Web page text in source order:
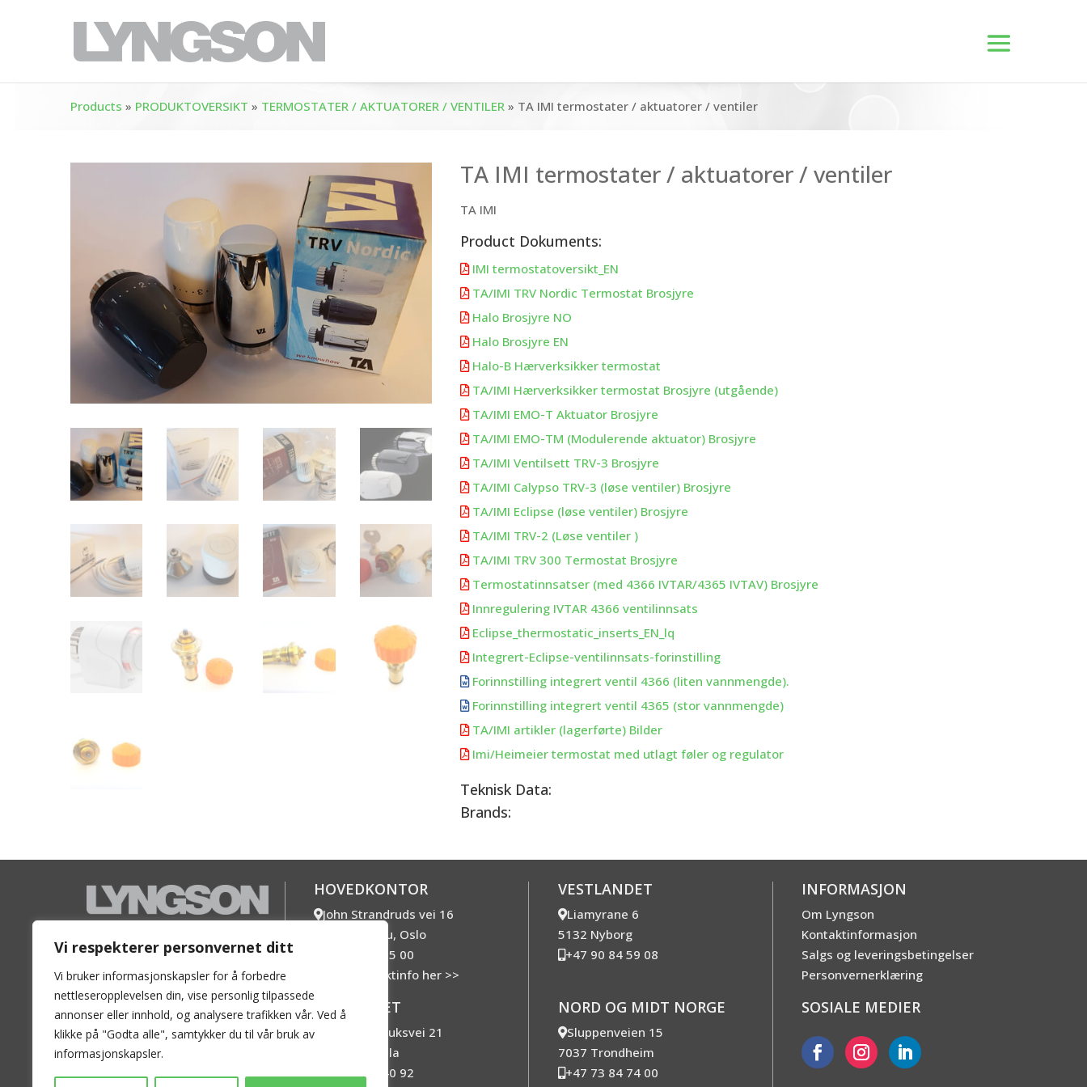
Vi respekterer personvernet ditt
Vi bruker informasjonskapsler for å forbedre
nettleseropplevelsen din, vise personlig tilpassede
annonser eller innhold, og analysere trafikken vår. Ved å
klikke på "Godta alle", samtykker du til vår bruk av
informasjonskapsler.
Products » PRODUKTOVERSIKT » TERMOSTATER / AKTUATORER / VENTILER » TA IMI termostater / aktuatorer / ventiler
TA IMI termostater / aktuatorer / ventiler
TA IMI
Product Dokuments:
 IMI termostatoversikt_EN
 TA/IMI TRV Nordic Termostat Brosjyre
 Halo Brosjyre NO
 Halo Brosjyre EN
 Halo-B Hærverksikker termostat
 TA/IMI Hærverksikker termostat Brosjyre (utgående)
 TA/IMI EMO-T Aktuator Brosjyre
 TA/IMI EMO-TM (Modulerende aktuator) Brosjyre
 TA/IMI Ventilsett TRV-3 Brosjyre
 TA/IMI Calypso TRV-3 (løse ventiler) Brosjyre
 TA/IMI Eclipse (løse ventiler) Brosjyre
 TA/IMI TRV-2 (Løse ventiler )
 TA/IMI TRV 300 Termostat Brosjyre
 Termostatinnsatser (med 4366 IVTAR/4365 IVTAV) Brosjyre
 Innregulering IVTAR 4366 ventilinnsats
 Eclipse_thermostatic_inserts_EN_lq
 Integrert-Eclipse-ventilinnsats-forinstilling
 Forinnstilling integrert ventil 4366 (liten vannmengde).
 Forinnstilling integrert ventil 4365 (stor vannmengde)
 TA/IMI artikler (lagerførte) Bilder
 Imi/Heimeier termostat med utlagt føler og regulator
Teknisk Data:
Brands:
En ledende aktør i det Norske
konvektorer og varmetak for
vannbåren varme.
HOVEDKONTOR
John Strandruds vei 16
1360 Fornebu, Oslo
+47 67 10 25 00
Mer kontaktinfo her >>
SØRLANDET
Vigeland bruksvei 21
4700 Vennesla
+47 48 84 40 92
VESTLANDET
Liamyrane 6
5132 Nyborg
+47 90 84 59 08
NORD OG MIDT NORGE
Sluppenveien 15
7037 Trondheim
+47 73 84 74 00
INFORMASJON
Om Lyngson
Kontaktinformasjon
Salgs og leveringsbetingelser
Personvernerklæring
SOSIALE MEDIER